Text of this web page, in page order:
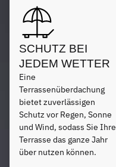
SCHUTZ BEI
JEDEM WETTER
Eine
Terrassenüberdachung
bietet zuverlässigen
Schutz vor Regen, Sonne
und Wind, sodass Sie Ihre
Terrasse das ganze Jahr
über nutzen können.